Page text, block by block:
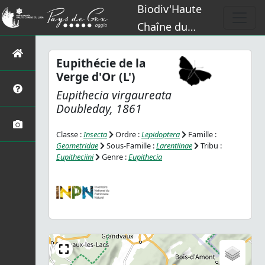
Biodiv'Haute
Chaîne du
Eupithécie de la
Verge d'Or (L')
Eupithecia virgaureata
Doubleday, 1861
Classe :Insecta Ordre :Lepidoptera
Famille :
Geometridae
Sous-Famille :Larentiinae
Tribu :
Eupitheciini
Genre :Eupithecia